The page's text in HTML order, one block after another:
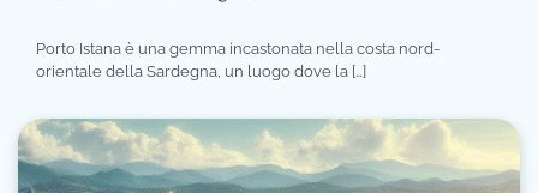
Porto Istana è una gemma incastonata nella costa nord-
orientale della Sardegna, un luogo dove la […]